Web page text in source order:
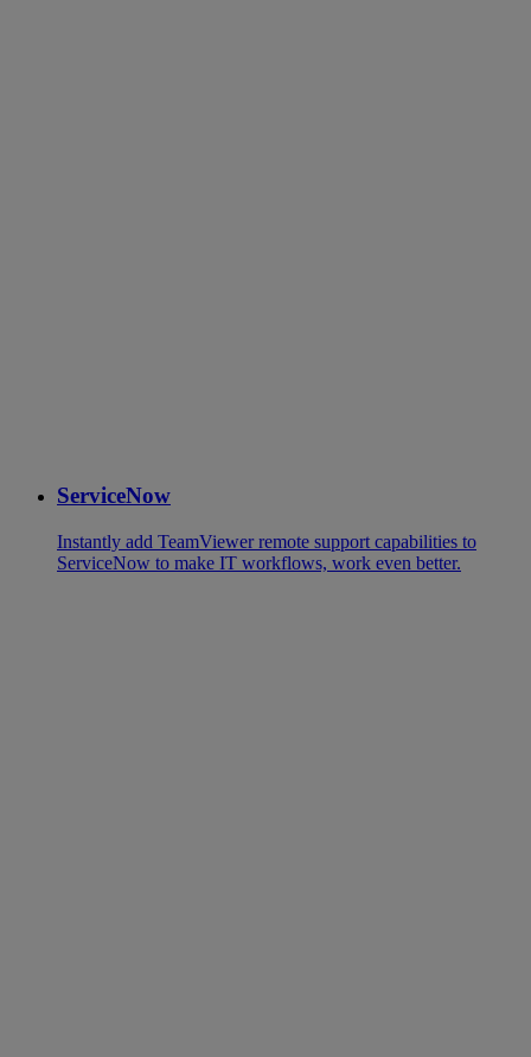
ServiceNow
Instantly add TeamViewer remote support capabilities to
ServiceNow to make IT workflows, work even better.